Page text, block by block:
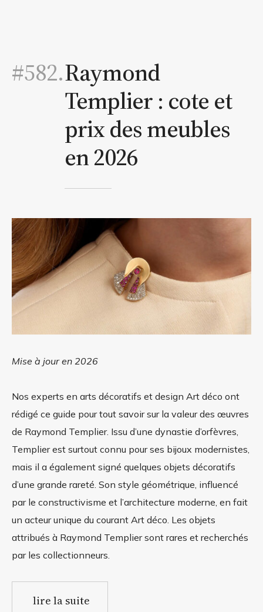
#582.Raymond
Templier : cote et
prix des meubles
en 2026
Mise à jour en 2026
Nos experts en arts décoratifs et design Art déco ont
rédigé ce guide pour tout savoir sur la valeur des œuvres
de Raymond Templier. Issu d’une dynastie d’orfèvres,
Templier est surtout connu pour ses bijoux modernistes,
mais il a également signé quelques objets décoratifs
d’une grande rareté. Son style géométrique, influencé
par le constructivisme et l’architecture moderne, en fait
un acteur unique du courant Art déco. Les objets
attribués à Raymond Templier sont rares et recherchés
par les collectionneurs.
lire la suite